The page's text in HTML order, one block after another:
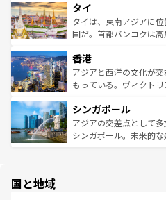
リティに包まれながら、
わって
覧を参照してほしい。
急速な発展と共に伝統が
ーチミン市のフランス
醸し出している。また
とつ。フォーやバインミ
ひ現地で味わいたい。
が旅行者を迎えてくれ
参照してほしい。
タイ
タイは、東南アジアに
国だ。首都バンコクは
の活気が交差している。
帯で自然と触れ合い、
いビーチでリゾート気
激する。気候は一年中温
が待っている。親しみ
た文化、そして多様な
香港
アジアと西洋の文化が
もっている。ヴィクト
み、どこを訪れても感動
ており、効率よく見ど
うな絶景から文化的な
シンガポール
アジアの交差点として
シンガポール。未来的
国と地域